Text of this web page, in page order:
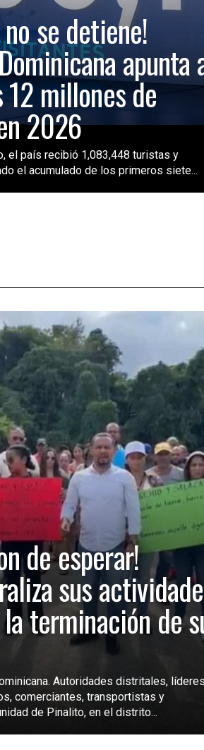
se detiene!
apunta
millones de
2026
el país recibió 1,083,448 turistas y
el acumulado de los primeros siete...
de esperar!
sus
terminación de
Autoridades distritales, líderes
comerciantes, transportistas y
de Pinalito, en el distrito...